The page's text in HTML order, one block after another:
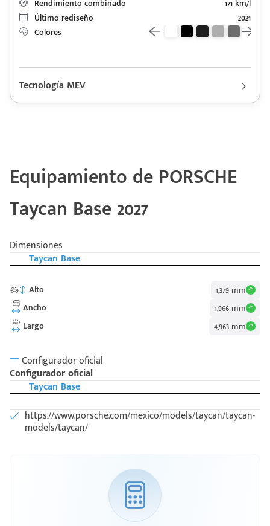
Escríbenos
Código
Ingresar
Rendimiento combinado
171 km/l
Último rediseño
2021
Colores
Tecnología MEV
Descripción de funcionamiento motorización PORSCHE Taycan
Equipamiento de PORSCHE
Taycan Base 2027
Dimensiones
Taycan Base
Alto
1,379 mm
Ancho
1,966 mm
Largo
4,963 mm
Configurador oficial
Configurador oficial
Taycan Base
https://www.porsche.com/mexico/models/taycan/taycan-
models/taycan/